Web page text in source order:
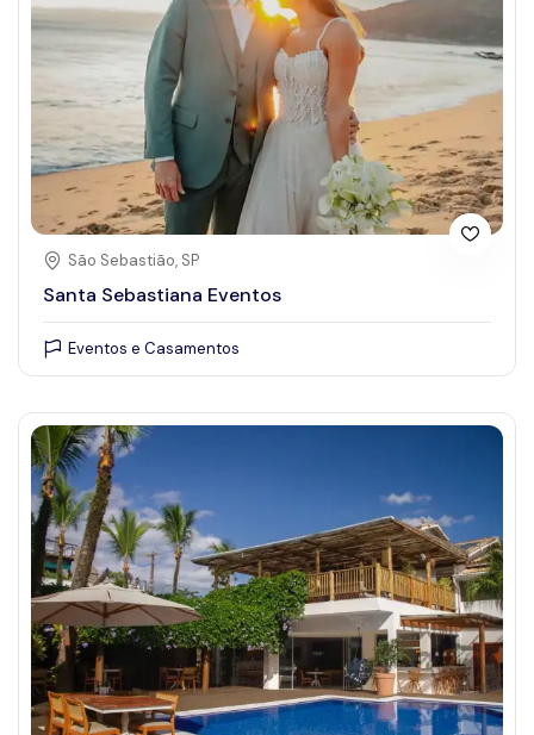
Centro Comercial
Emergências
Eventos
Eventos e Casamentos
Guias e Monitores
Histórico, cultural e religioso
Hospedagem
Locação de veículos
Natureza
Posto de combustível
Praias
Restaurantes
Supermercados
Ver todas as categorias
Grupo
Estabelecimentos Comerciais
Eventos
São Sebastião, SP
Santa Sebastiana Eventos
Eventos e Casamentos